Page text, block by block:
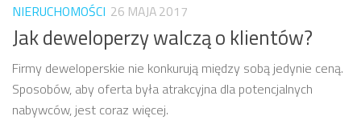
NIERUCHOMOŚCI 26 MAJA 2017
Jak deweloperzy walczą o klientów?
Firmy deweloperskie nie konkurują między sobą jedynie ceną.
Sposobów, aby oferta była atrakcyjna dla potencjalnych
nabywców, jest coraz więcej.